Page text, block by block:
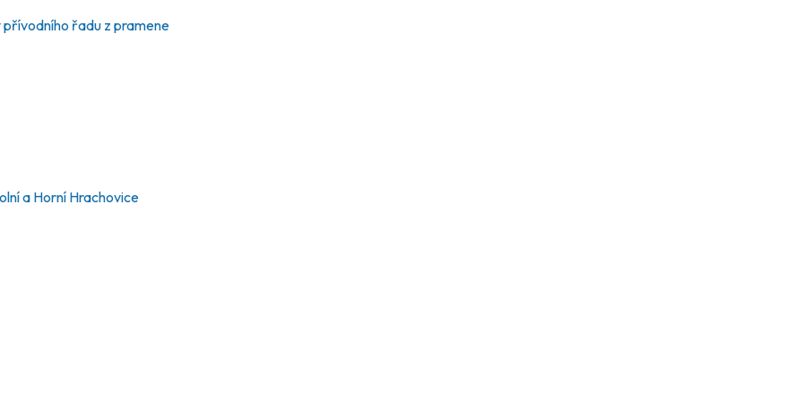
řadu z pramene
a Horní Hrachovice